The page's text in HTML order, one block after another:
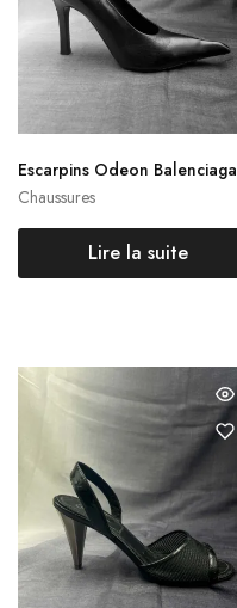
Chaussures
Escarpins Odeon Balenciaga
Lire la suite